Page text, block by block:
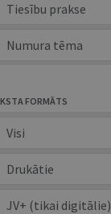
Tiesību prakse
Numura tēma
FORMĀTS
Visi
Drukātie
JV+ (tikai digitālie)